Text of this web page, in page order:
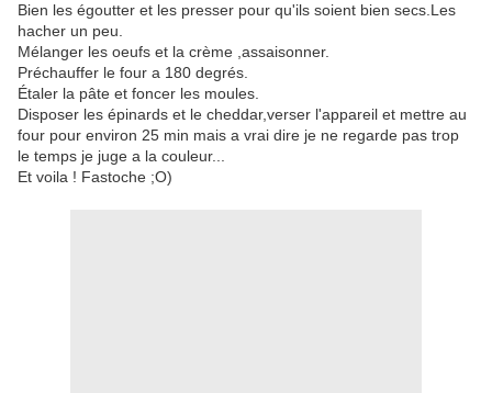
Bien les égoutter et les presser pour qu'ils soient bien secs.Les
hacher un peu.
Mélanger les oeufs et la crème ,assaisonner.
Préchauffer le four a 180 degrés.
Étaler la pâte et foncer les moules.
Disposer les épinards et le cheddar,verser l'appareil et mettre au
four pour environ 25 min mais a vrai dire je ne regarde pas trop
le temps je juge a la couleur...
Et voila ! Fastoche ;O)